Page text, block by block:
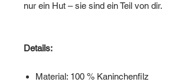
nur ein Hut – sie sind ein Teil von dir.
Details:
Material: 100 % Kaninchenfilz